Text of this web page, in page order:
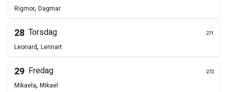
Rigmor, Dagmar
28 Torsdag 271
Leonard, Lennart
29 Fredag 272
Mikaela, Mikael